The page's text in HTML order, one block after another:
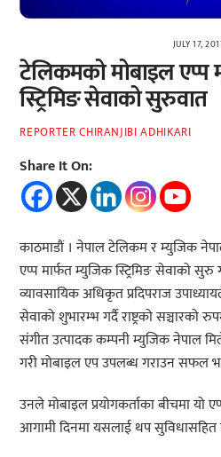
JULY 17,
टेलिकमको मोबाइल एप्प
स्ट्रिमिङ सेवाको सुरुवात
REPORTER CHIRANJIBI ADHIKARI
Share It On:
काठमाडौं । नेपाल टेलिकम र म्युजिक
एप्प मार्फत म्युजिक स्ट्रिमिङ सेवाको
व्यावसायिक अधिकृत प्रदिपराज
सेवाको शुभारम्भ गर्दै राष्ट्रको सञ्चारको
संगीत उत्पादक कम्पनी म्युजिक नेपाल
गरी मोबाइल एप उपलब्ध गराउन सफल
उनले मोबाइल प्रयोगकर्ताका बीचमा यो
आगामी दिनमा यसलाई थप सुविधासहित